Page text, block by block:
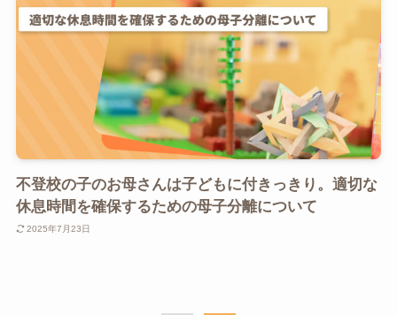
不登校の子のお母さんは子どもに付きっきり。適切な
休息時間を確保するための母子分離について
2025年7月23日